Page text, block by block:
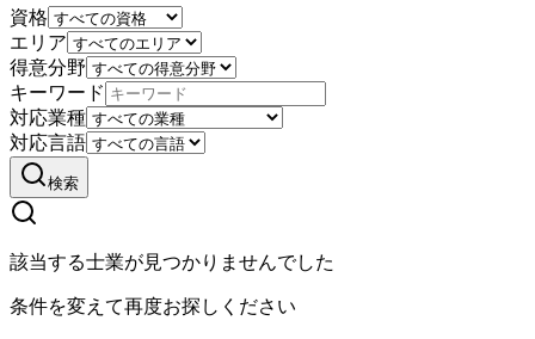
資格
エリア
得意分野
キーワード
対応業種
対応言語
検索
該当する士業が見つかりませんでした
条件を変えて再度お探しください